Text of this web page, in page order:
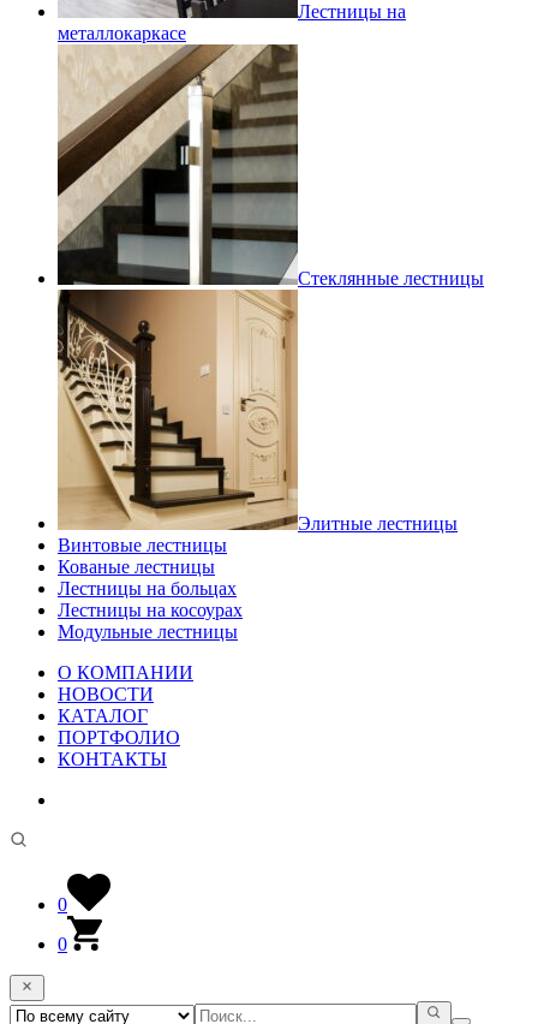
Лестницы на
металлокаркасе
Стеклянные лестницы
Элитные лестницы
Винтовые лестницы
Кованые лестницы
Лестницы на больцах
Лестницы на косоурах
Модульные лестницы
О КОМПАНИИ
НОВОСТИ
КАТАЛОГ
ПОРТФОЛИО
КОНТАКТЫ
0
0